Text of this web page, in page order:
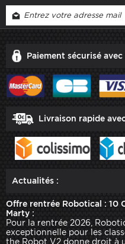
Paiement sécurisé avec
Livraison rapide
Actualités :
Offre rentrée Robotical : 10
Marty :
Pour la rentrée 2026,
exceptionnelle pour les
the Robot V2 donne droit à